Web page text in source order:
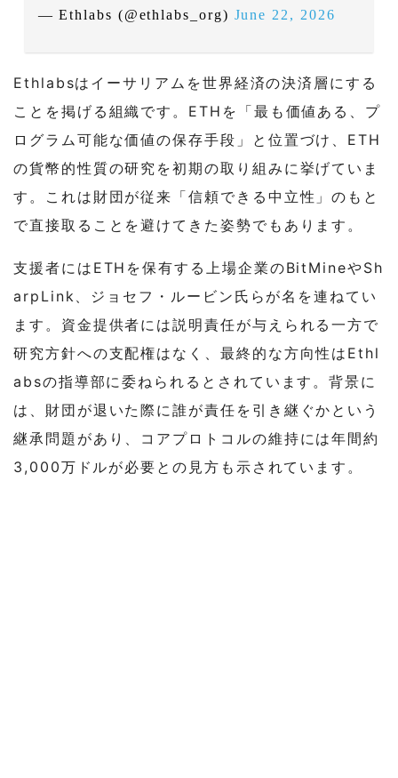
— Ethlabs (@ethlabs_org) June 22, 2026
Ethlabsはイーサリアムを世界経済の決済層にする
ことを掲げる組織です。ETHを「最も価値ある、プ
ログラム可能な価値の保存手段」と位置づけ、ETH
の貨幣的性質の研究を初期の取り組みに挙げていま
す。これは財団が従来「信頼できる中立性」のもと
で直接取ることを避けてきた姿勢でもあります。
支援者にはETHを保有する上場企業のBitMineやSh
arpLink、ジョセフ・ルービン氏らが名を連ねてい
ます。資金提供者には説明責任が与えられる一方で
研究方針への支配権はなく、最終的な方向性はEthl
absの指導部に委ねられるとされています。背景に
は、財団が退いた際に誰が責任を引き継ぐかという
継承問題があり、コアプロトコルの維持には年間約
3,000万ドルが必要との見方も示されています。